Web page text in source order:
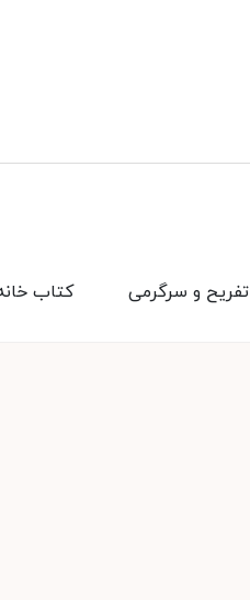
کتاب تفریح و سرگرمی